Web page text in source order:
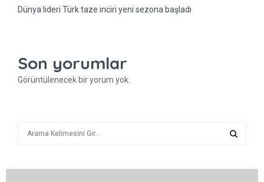
Dünya lideri Türk taze inciri yeni sezona başladı
Son yorumlar
Görüntülenecek bir yorum yok.